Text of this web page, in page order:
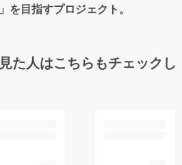
を目指すプロジェクト。
た人はこちらもチェックし